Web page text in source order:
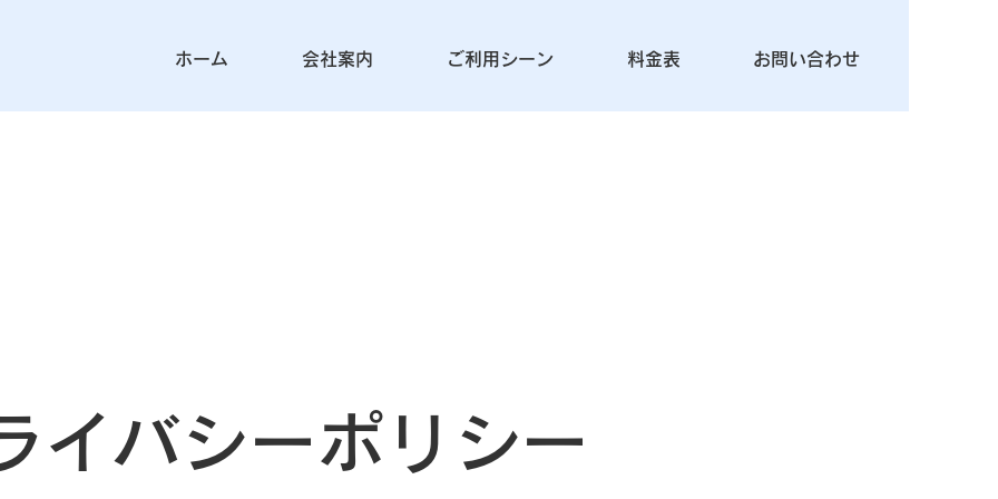
ホーム 会社案内 ご利用シーン 料金表 お問い合わせ
イバシーポリシー